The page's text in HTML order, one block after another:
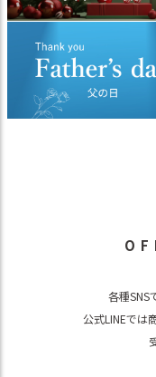
各種SNS
公式LINEでは